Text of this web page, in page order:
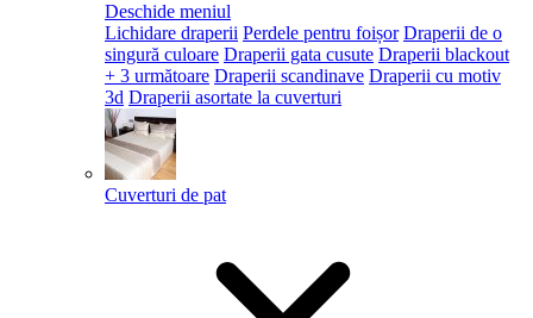
Deschide meniul
Lichidare draperii Perdele pentru foișor Draperii de o
singură culoare Draperii gata cusute Draperii blackout
+ 3 următoare Draperii scandinave Draperii cu motiv
3d Draperii asortate la cuverturi
Cuverturi de pat